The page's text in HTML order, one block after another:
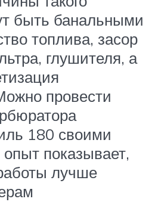
быть банальными
топлива, засор
глушителя, а
провести
180 своими
показывает,
лучше